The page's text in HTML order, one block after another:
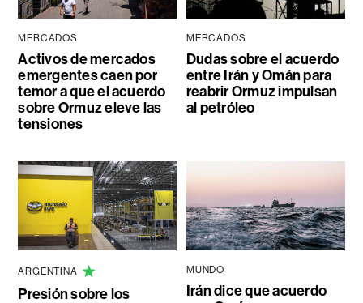
MERCADOS
Activos de mercados
emergentes caen por
temor a que el acuerdo
sobre Ormuz eleve las
tensiones
MERCADOS
Dudas sobre el acuerdo
entre Irán y Omán para
reabrir Ormuz impulsan
al petróleo
ARGENTINA
Presión sobre los
MUNDO
Irán dice que acuerdo